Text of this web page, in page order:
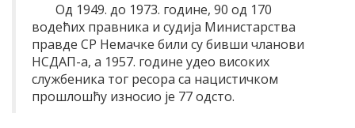
Од 1949. до 1973. године, 90 од 170
водећих правника и судија Министарства
правде СР Немачке били су бивши чланови
НСДАП-а, а 1957. године удео високих
службеника тог ресора са нацистичком
прошлошћу износио је 77 одсто.